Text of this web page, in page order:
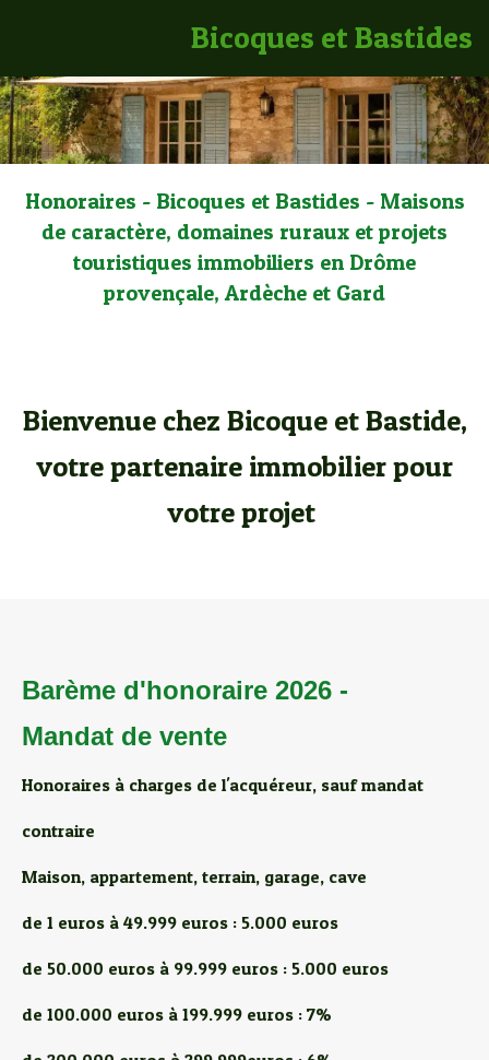
Bicoques et Bastides
Honoraires - Bicoques et Bastides - Maisons
de caractère, domaines ruraux et projets
touristiques immobiliers en Drôme
provençale, Ardèche et Gard
Bienvenue chez Bicoque et Bastide,
votre partenaire immobilier pour
votre projet
Barème d'honoraire 2026 -
Mandat de vente
Honoraires à charges de l'acquéreur, sauf mandat
contraire
Maison, appartement, terrain, garage, cave
de 1 euros à 49.999 euros : 5.000 euros
de 50.000 euros à 99.999 euros : 5.000 euros
de 100.000 euros à 199.999 euros : 7%